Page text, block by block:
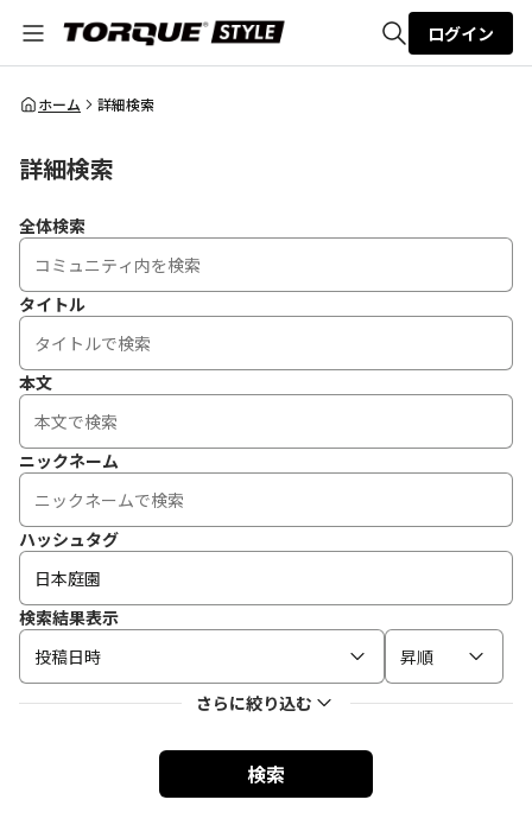
全体検索
ログイン
ホーム 詳細検索
詳細検索
全体検索
タイトル
本文
ニックネーム
ハッシュタグ
検索結果表示
投稿日時
昇順
さらに絞り込む
検索